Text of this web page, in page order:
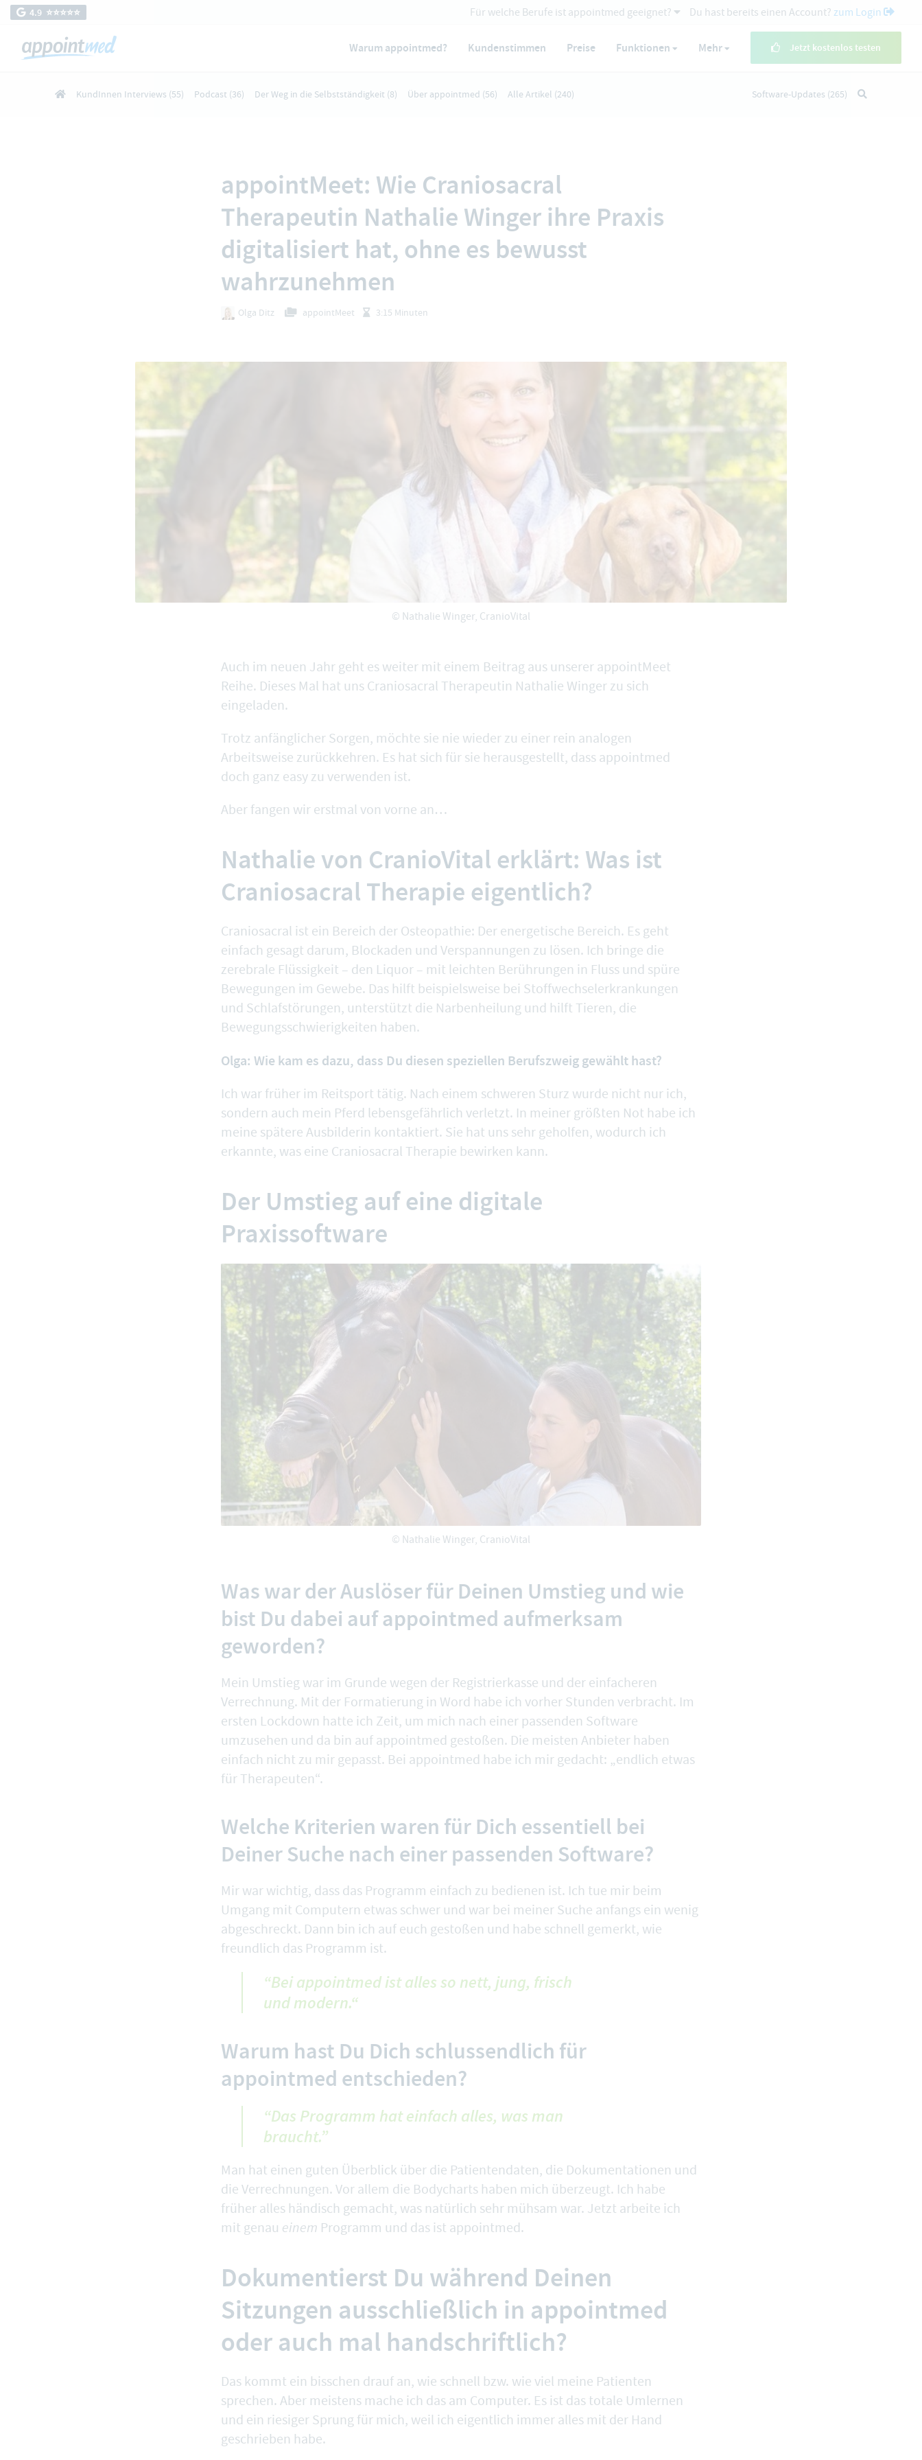
4.9 ⭐️⭐️⭐️⭐️⭐️ Für welche Berufe ist appointmed geeignet? Du hast bereits einen Account? zum Login
Warum appointmed? Kundenstimmen Preise Funktionen Mehr Jetzt kostenlos testen
KundInnen Interviews (55) Podcast (36) Der Weg in die Selbstständigkeit (8) Über appointmed (56) Alle Artikel (240) Software-Updates (265)
appointMeet: Wie Craniosacral
Therapeutin Nathalie Winger ihre Praxis
digitalisiert hat, ohne es bewusst
wahrzunehmen
Olga Ditz appointMeet 3:15 Minuten
© Nathalie Winger, CranioVital
Auch im neuen Jahr geht es weiter mit einem Beitrag aus unserer appointMeet
Reihe. Dieses Mal hat uns Craniosacral Therapeutin Nathalie Winger zu sich
eingeladen.
Trotz anfänglicher Sorgen, möchte sie nie wieder zu einer rein analogen
Arbeitsweise zurückkehren. Es hat sich für sie herausgestellt, dass appointmed
doch ganz easy zu verwenden ist.
Aber fangen wir erstmal von vorne an…
Nathalie von CranioVital erklärt: Was ist
Craniosacral Therapie eigentlich?
Craniosacral ist ein Bereich der Osteopathie: Der energetische Bereich. Es geht
einfach gesagt darum, Blockaden und Verspannungen zu lösen. Ich bringe die
zerebrale Flüssigkeit – den Liquor – mit leichten Berührungen in Fluss und spüre
Bewegungen im Gewebe. Das hilft beispielsweise bei Stoffwechselerkrankungen
und Schlafstörungen, unterstützt die Narbenheilung und hilft Tieren, die
Bewegungsschwierigkeiten haben.
Olga: Wie kam es dazu, dass Du diesen speziellen Berufszweig gewählt hast?
Ich war früher im Reitsport tätig. Nach einem schweren Sturz wurde nicht nur ich,
sondern auch mein Pferd lebensgefährlich verletzt. In meiner größten Not habe ich
meine spätere Ausbilderin kontaktiert. Sie hat uns sehr geholfen, wodurch ich
erkannte, was eine Craniosacral Therapie bewirken kann.
Der Umstieg auf eine digitale
Praxissoftware
© Nathalie Winger, CranioVital
Was war der Auslöser für Deinen Umstieg und wie
bist Du dabei auf appointmed aufmerksam
geworden?
Mein Umstieg war im Grunde wegen der Registrierkasse und der einfacheren
Verrechnung. Mit der Formatierung in Word habe ich vorher Stunden verbracht. Im
ersten Lockdown hatte ich Zeit, um mich nach einer passenden Software
umzusehen und da bin auf appointmed gestoßen. Die meisten Anbieter haben
einfach nicht zu mir gepasst. Bei appointmed habe ich mir gedacht: „endlich etwas
für Therapeuten“.
Welche Kriterien waren für Dich essentiell bei
Deiner Suche nach einer passenden Software?
Mir war wichtig, dass das Programm einfach zu bedienen ist. Ich tue mir beim
Umgang mit Computern etwas schwer und war bei meiner Suche anfangs ein wenig
abgeschreckt. Dann bin ich auf euch gestoßen und habe schnell gemerkt, wie
freundlich das Programm ist.
“Bei appointmed ist alles so nett, jung, frisch
und modern.“
Warum hast Du Dich schlussendlich für
appointmed entschieden?
“Das Programm hat einfach alles, was man
braucht.”
Man hat einen guten Überblick über die Patientendaten, die Dokumentationen und
die Verrechnungen. Vor allem die Bodycharts haben mich überzeugt. Ich habe
früher alles händisch gemacht, was natürlich sehr mühsam war. Jetzt arbeite ich
mit genau einem Programm und das ist appointmed.
Dokumentierst Du während Deinen
Sitzungen ausschließlich in appointmed
oder auch mal handschriftlich?
Das kommt ein bisschen drauf an, wie schnell bzw. wie viel meine Patienten
sprechen. Aber meistens mache ich das am Computer. Es ist das totale Umlernen
und ein riesiger Sprung für mich, weil ich eigentlich immer alles mit der Hand
geschrieben habe.